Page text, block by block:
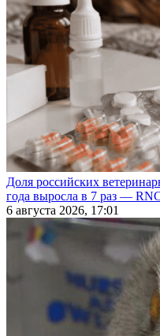
Доля российских
года выросла в 7 раз —
6 августа 2026, 17:01